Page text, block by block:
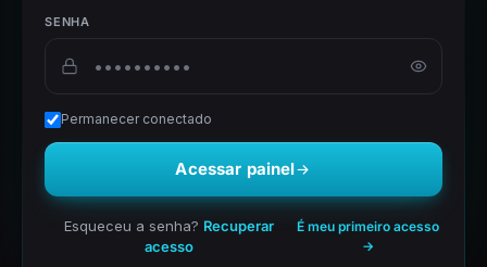
SENHA
Permanecer conectado
Acessar painel
Esqueceu a senha? Recuperar
acesso
É meu primeiro acesso
→